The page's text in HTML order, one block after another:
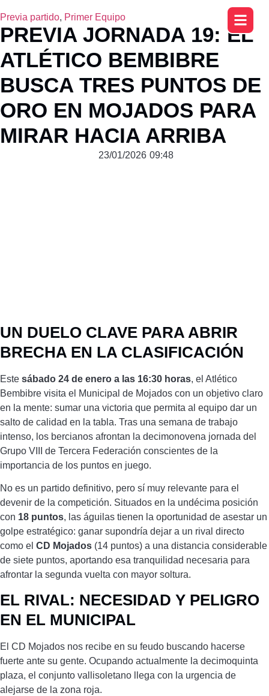
Previa partido, Primer Equipo
PREVIA JORNADA 19: EL
ATLÉTICO BEMBIBRE
BUSCA TRES PUNTOS DE
ORO EN MOJADOS PARA
MIRAR HACIA ARRIBA
23/01/2026 09:48
UN DUELO CLAVE PARA ABRIR
BRECHA EN LA CLASIFICACIÓN
Este sábado 24 de enero a las 16:30 horas, el Atlético
Bembibre visita el Municipal de Mojados con un objetivo claro
en la mente: sumar una victoria que permita al equipo dar un
salto de calidad en la tabla. Tras una semana de trabajo
intenso, los bercianos afrontan la decimonovena jornada del
Grupo VIII de Tercera Federación conscientes de la
importancia de los puntos en juego.
No es un partido definitivo, pero sí muy relevante para el
devenir de la competición. Situados en la undécima posición
con 18 puntos, las águilas tienen la oportunidad de asestar un
golpe estratégico: ganar supondría dejar a un rival directo
como el CD Mojados (14 puntos) a una distancia considerable
de siete puntos, aportando esa tranquilidad necesaria para
afrontar la segunda vuelta con mayor soltura.
EL RIVAL: NECESIDAD Y PELIGRO
EN EL MUNICIPAL
El CD Mojados nos recibe en su feudo buscando hacerse
fuerte ante su gente. Ocupando actualmente la decimoquinta
plaza, el conjunto vallisoletano llega con la urgencia de
alejarse de la zona roja.